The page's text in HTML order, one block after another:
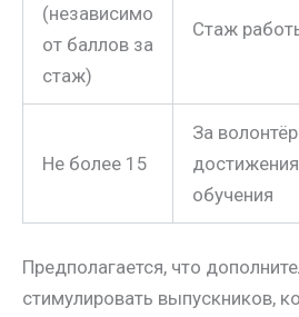
(независимо
от баллов за
стаж)
Стаж
Не более 15
За
обучения
Предполагается, что
стимулировать выпускников,